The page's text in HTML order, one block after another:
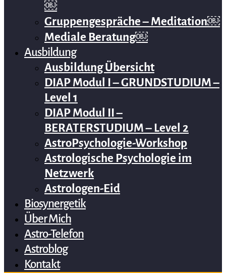
￼
Gruppengespräche – Meditation￼
Mediale Beratung￼
Ausbildung
Ausbildung Übersicht
DIAP Modul I – GRUNDSTUDIUM –
Level 1
DIAP Modul II –
BERATERSTUDIUM – Level 2
AstroPsychologie-Workshop
Astrologische Psychologie im
Netzwerk
Astrologen-Eid
Biosynergetik
Über Mich
Astro-Telefon
Astroblog
Kontakt